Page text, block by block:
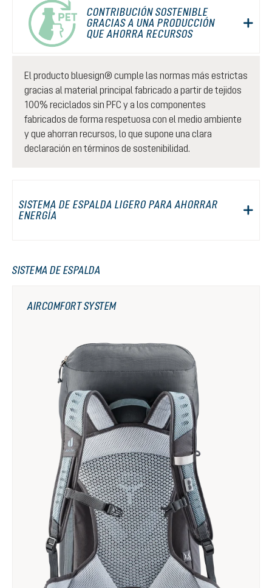
CONTRIBUCIÓN SOSTENIBLE
GRACIAS A UNA PRODUCCIÓN
QUE AHORRA RECURSOS
El producto bluesign® cumple las normas más estrictas
gracias al material principal fabricado a partir de tejidos
100% reciclados sin PFC y a los componentes
fabricados de forma respetuosa con el medio ambiente
y que ahorran recursos, lo que supone una clara
declaración en términos de sostenibilidad.
SISTEMA DE ESPALDA LIGERO PARA AHORRAR
ENERGÍA
SISTEMA DE ESPALDA
AIRCOMFORT SYSTEM